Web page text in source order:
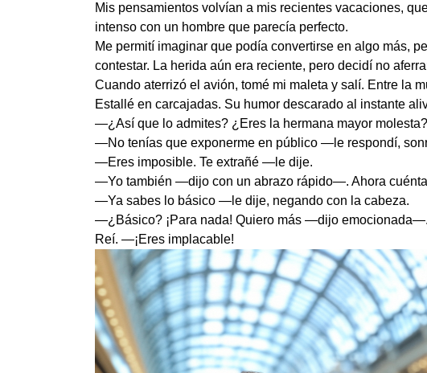
Mis pensamientos volvían a mis recientes vacaciones,
intenso con un hombre que parecía perfecto.
Me permití imaginar que podía convertirse en algo más,
contestar. La herida aún era reciente, pero decidí no
Cuando aterrizó el avión, tomé mi maleta y salí. Entre la
Estallé en carcajadas. Su humor descarado al instante
—¿Así que lo admites? ¿Eres la hermana mayor
—No tenías que exponerme en público —le respondí,
—Eres imposible. Te extrañé —le dije.
—Yo también —dijo con un abrazo rápido—. Ahora
—Ya sabes lo básico —le dije, negando con la cabeza.
—¿Básico? ¡Para nada! Quiero más —dijo emocionada—.
Reí. —¡Eres implacable!